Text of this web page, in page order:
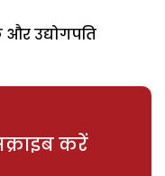
उद्योगपति
करें